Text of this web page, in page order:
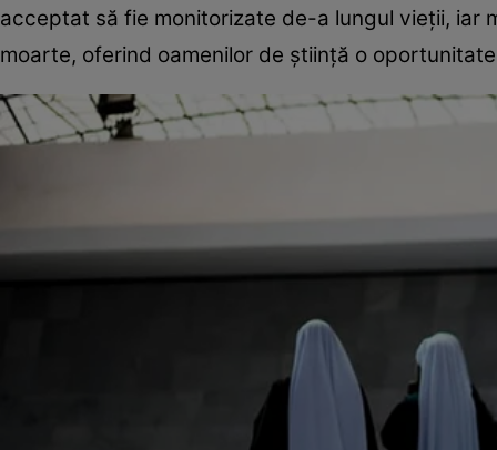
acceptat să fie monitorizate de-a lungul vieții,
moarte, oferind oamenilor de știință o